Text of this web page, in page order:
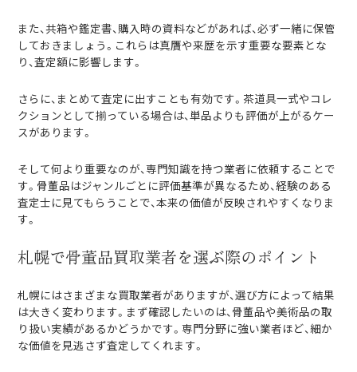
また、共箱や鑑定書、購入時の資料などがあれば、必ず一緒に保管
しておきましょう。これらは真贋や来歴を示す重要な要素とな
り、査定額に影響します。
さらに、まとめて査定に出すことも有効です。茶道具一式やコレ
クションとして揃っている場合は、単品よりも評価が上がるケー
スがあります。
そして何より重要なのが、専門知識を持つ業者に依頼することで
す。骨董品はジャンルごとに評価基準が異なるため、経験のある
査定士に見てもらうことで、本来の価値が反映されやすくなりま
す。
札幌で骨董品買取業者を選ぶ際のポイント
札幌にはさまざまな買取業者がありますが、選び方によって結果
は大きく変わります。まず確認したいのは、骨董品や美術品の取
り扱い実績があるかどうかです。専門分野に強い業者ほど、細か
な価値を見逃さず査定してくれます。